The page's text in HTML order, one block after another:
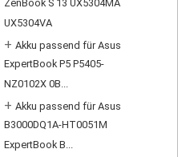
ZenBook S 13 UX5304MA
UX5304VA
+ Akku passend für Asus
ExpertBook P5 P5405-
NZ0102X 0B...
+ Akku passend für Asus
B3000DQ1A-HT0051M
ExpertBook B...